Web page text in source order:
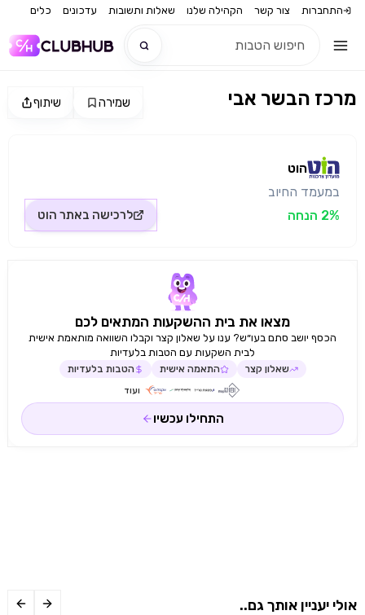
התחברות צור קשר הקהילה שלנו שאלות ותשובות עדכונים כלים
שיתוף שמירה מרכז הבשר אבי
הוט
במעמד החיוב
2% הנחה
לרכישה באתר הוט
מצאו את בית ההשקעות המתאים לכם
הכסף יושב סתם בעו״ש? ענו על שאלון קצר וקבלו השוואה מותאמת אישית
לבית השקעות עם הטבות בלעדיות
שאלון קצר התאמה אישית הטבות בלעדיות
ועוד
התחילו עכשיו
אולי יעניין אותך גם..